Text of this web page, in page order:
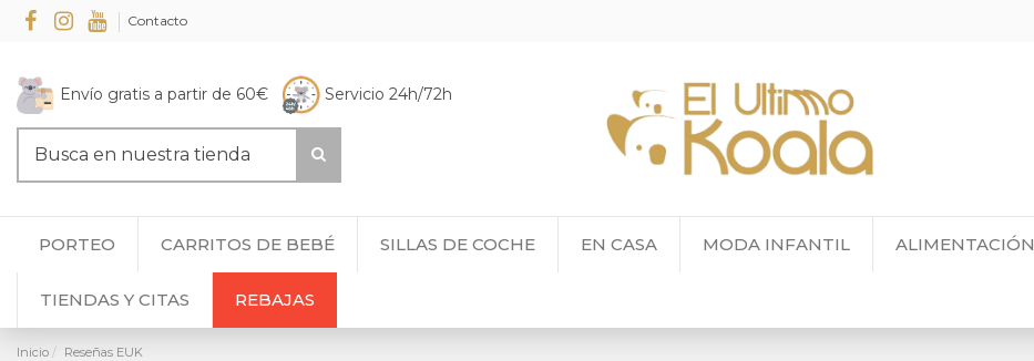
Contacto
Envío gratis a partir de 60€ Servicio 24h/72h
PORTEO CARRITOS DE BEBÉ SILLAS DE COCHE EN CASA MODA INFANTIL ALIMENTACIÓN
TIENDAS Y CITAS REBAJAS
Inicio Reseñas EUK